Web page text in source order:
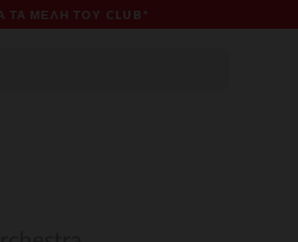
ΜΈΛΗ ΤΟΥ CLUB*